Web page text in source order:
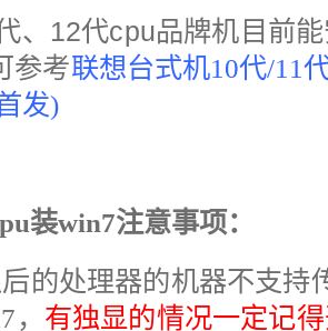
、12代cpu品牌机目前
参考联想台式机10代/11
发)
装win7注意事项：
的处理器的机器不支持
有独显的情况一定记